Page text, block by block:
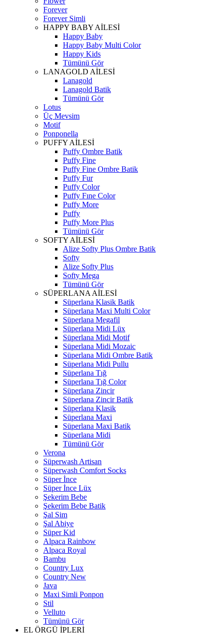
Forever
Forever Simli
HAPPY BABY AİLESİ
Happy Baby
Happy Baby Multi Color
Happy Kids
Tümünü Gör
LANAGOLD AİLESİ
Lanagold
Lanagold Batik
Tümünü Gör
Lotus
Üç Mevsim
Motif
Ponponella
PUFFY AİLESİ
Puffy Ombre Batik
Puffy Fine
Puffy Fine Ombre Batik
Puffy Fur
Puffy Color
Puffy Fıne Color
Puffy More
Puffy
Puffy More Plus
Tümünü Gör
SOFTY AİLESİ
Alize Softy Plus Ombre Batik
Softy
Alize Softy Plus
Softy Mega
Tümünü Gör
SÜPERLANA AİLESİ
Süperlana Klasik Batik
Süperlana Maxi Multi Color
Süperlana Megafil
Süperlana Midi Lüx
Süperlana Midi Motif
Süperlana Midi Mozaic
Süperlana Midi Ombre Batik
Süperlana Midi Pullu
Süperlana Tığ
Süperlana Tığ Color
Süperlana Zincir
Süperlana Zincir Batik
Süperlana Klasik
Süperlana Maxi
Süperlana Maxi Batik
Süperlana Midi
Tümünü Gör
Verona
Süperwash Artisan
Süperwash Comfort Socks
Süper İnce
Süper İnce Lüx
Şekerim Bebe
Şekerim Bebe Batik
Şal Sim
Şal Abiye
Süper Kid
Alpaca Rainbow
Alpaca Royal
Bambu
Country Lux
Country New
Java
Maxi Simli Ponpon
Stil
Velluto
Tümünü Gör
EL ÖRGÜ İPLERİ